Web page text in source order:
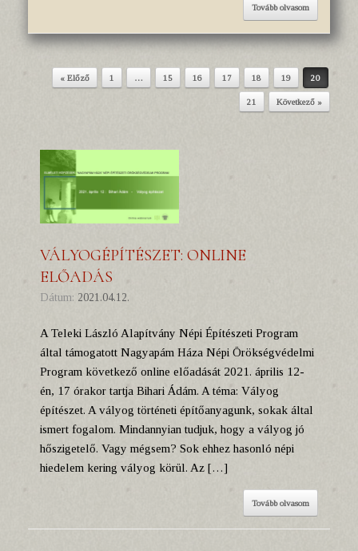
Tovább olvasom
Post navigation
« Előző 1 … 15 16 17 18 19 20
21 Következő »
VÁLYOGÉPÍTÉSZET: ONLINE
ELŐADÁS
Dátum: 2021.04.12.
A Teleki László Alapítvány Népi Építészeti Program
által támogatott Nagyapám Háza Népi Örökségvédelmi
Program következő online előadását 2021. április 12-
én, 17 órakor tartja Bihari Ádám. A téma: Vályog
építészet. A vályog történeti építőanyagunk, sokak által
ismert fogalom. Mindannyian tudjuk, hogy a vályog jó
hőszigetelő. Vagy mégsem? Sok ehhez hasonló népi
hiedelem kering vályog körül. Az […]
Tovább olvasom